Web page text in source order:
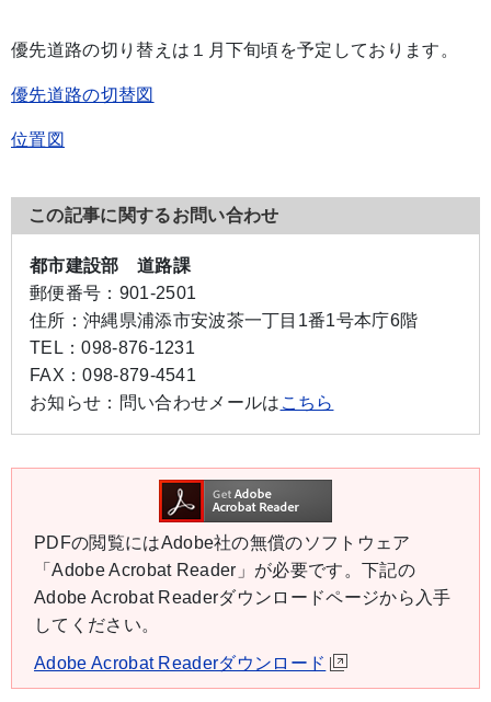
優先道路の切り替えは１月下旬頃を予定しております。
優先道路の切替図
位置図
この記事に関するお問い合わせ
都市建設部 道路課
郵便番号： 901-2501
住所： 沖縄県浦添市安波茶一丁目1番1号本庁6階
TEL：098-876-1231
FAX：098-879-4541
お知らせ： 問い合わせメールは こちら
PDFの閲覧にはAdobe社の無償のソフトウェア
「Adobe Acrobat Reader」が必要です。下記の
Adobe Acrobat Readerダウンロードページから入手
してください。
Adobe Acrobat Readerダウンロード